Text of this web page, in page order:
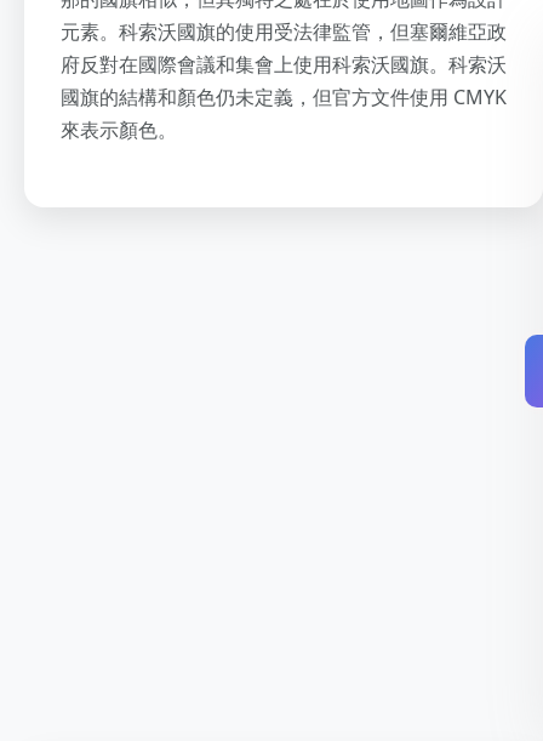
元素。科索沃國旗的使用受法律監管，但塞爾維亞政
府反對在國際會議和集會上使用科索沃國旗。科索沃
國旗的結構和顏色仍未定義，但官方文件使用 CMYK
來表示顏色。